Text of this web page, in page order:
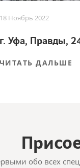
18 Ноябрь 2022
г. Уфа, Правды,
ЧИТАТЬ ДАЛЬШЕ
обо всех